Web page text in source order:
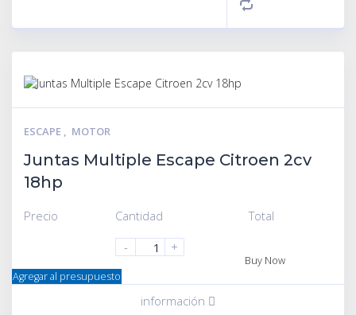
ESCAPE , MOTOR
Juntas Multiple Escape Citroen 2cv
18hp
Precio
Cantidad
-
+
Total
Buy Now
Agregar al presupuesto
información